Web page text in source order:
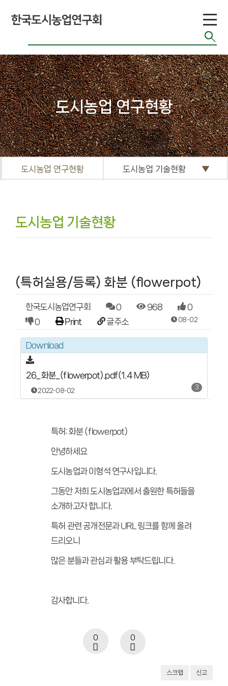
커
뮤
니
티
공지게시판
도시농업 관련단
체 자료
도시농업 연구현황
도시농업 연구현황 도시농업 기술현황
도시농업 기술현황
(특허실용/등록) 화분 (flowerpot)
한국도시농업연구회 0 968
0
0
Print 글주소 08-02
Download
26_화분_(flowerpot).pdf(1.4 MB)
2022-08-02
3
특허: 화분 (flowerpot)
안녕하세요
도시농업과 이형석 연구사입니다.
그동안 저희 도시농업과에서 출원한 특허들을
소개하고자 합니다.
특허 관련 공개전문과 URL 링크를 함께 올려
드리오니
많은 분들과 관심과 활용 부탁드립니다.
감사합니다.
0 0
스크랩 신고